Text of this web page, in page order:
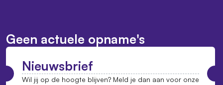
Geen actuele opname's
Nieuwsbrief
Wil jij op de hoogte blijven? Meld je dan aan voor onze